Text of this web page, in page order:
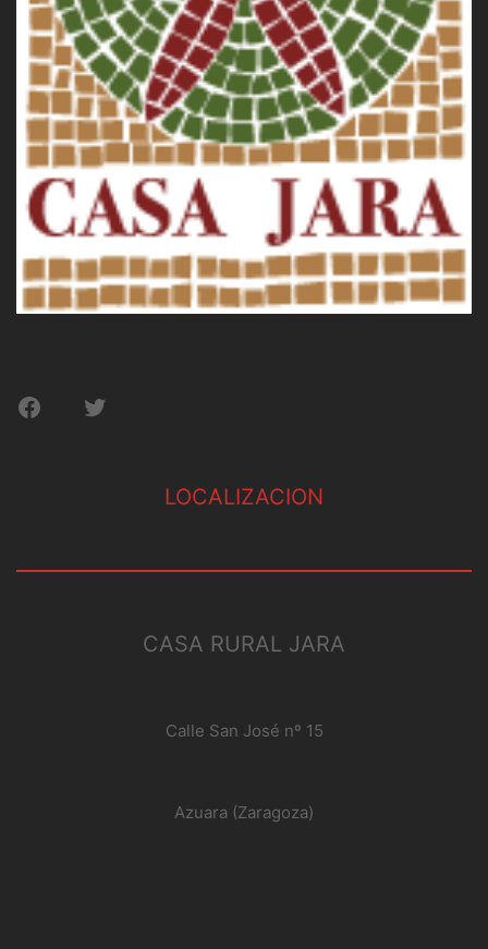
FacebookTwitter
LOCALIZACION
CASA RURAL JARA
Calle San José nº 15
Azuara (Zaragoza)